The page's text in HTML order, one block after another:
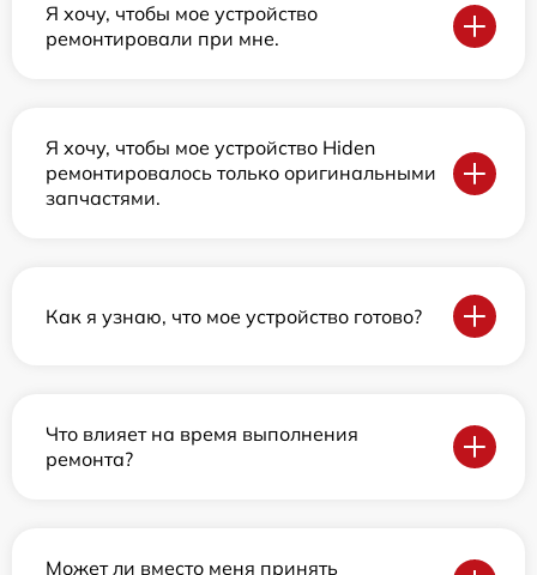
Я хочу, чтобы мое устройство
ремонтировали при мне.
Я хочу, чтобы мое устройство Hiden
ремонтировалось только оригинальными
запчастями.
Как я узнаю, что мое устройство готово?
Что влияет на время выполнения
ремонта?
Может ли вместо меня принять